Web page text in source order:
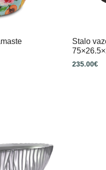
Stalo
235.00€